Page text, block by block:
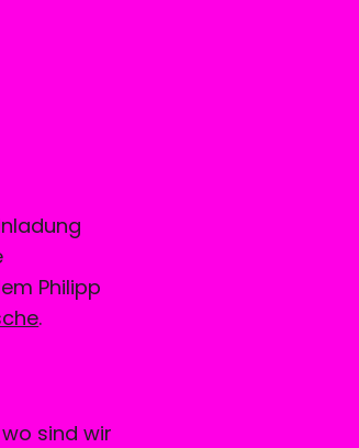
Philipp
.
sind wir